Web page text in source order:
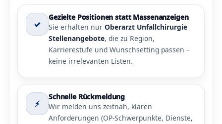
✓
Gezielte Positionen statt Massenanzeigen
Sie erhalten nur Oberarzt Unfallchirurgie
Stellenangebote, die zu Region,
Karrierestufe und Wunschsetting passen –
keine irrelevanten Listen.
⚡
Schnelle Rückmeldung
Wir melden uns zeitnah, klären
Anforderungen (OP-Schwerpunkte, Dienste,